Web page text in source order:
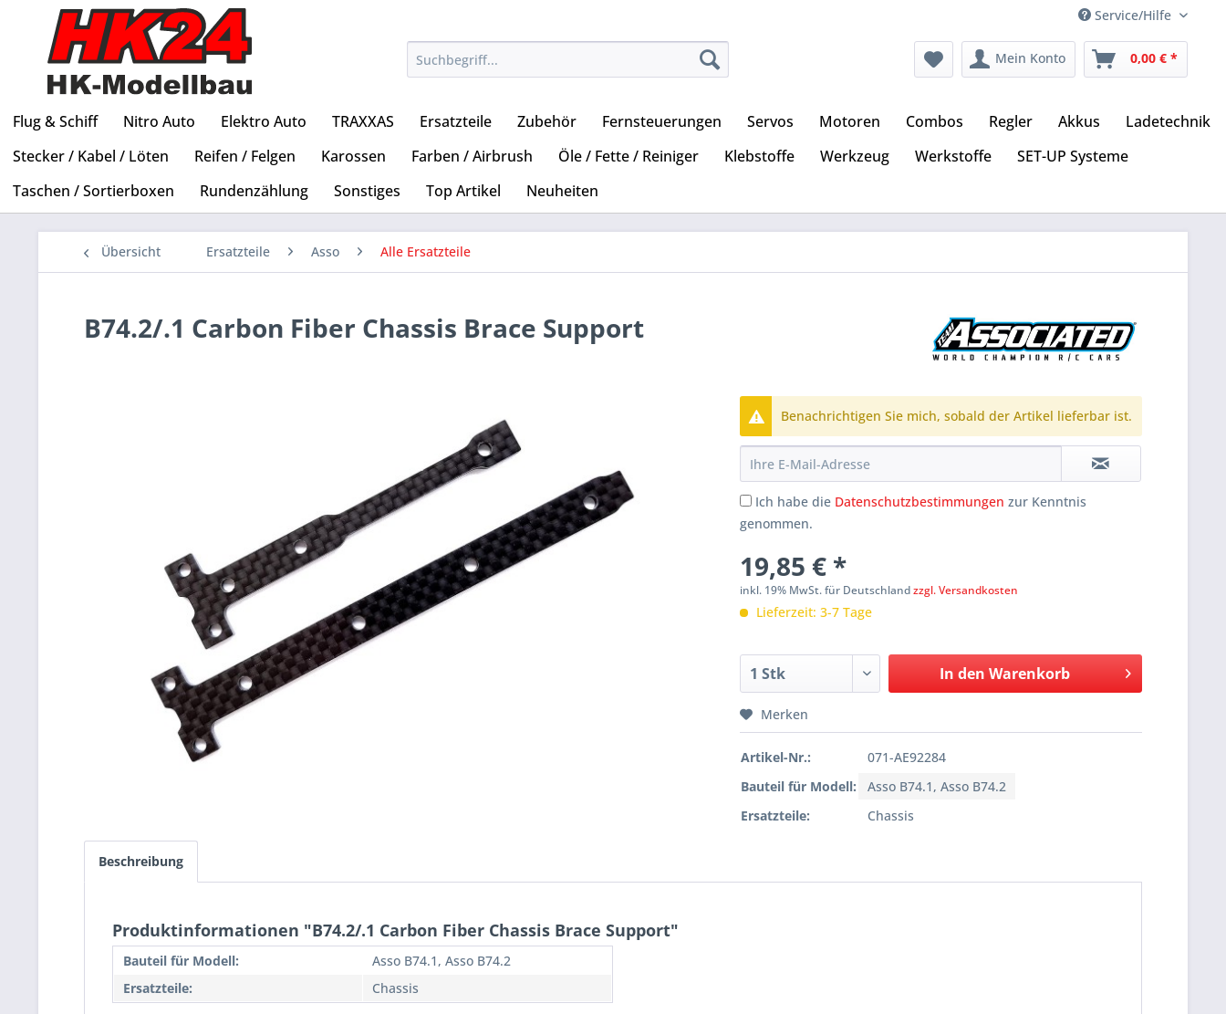
Service/Hilfe
Mein Konto 0,00 € *
Flug & Schiff Nitro Auto Elektro Auto TRAXXAS Ersatzteile Zubehör Fernsteuerungen Servos Motoren Combos Regler Akkus
Ladetechnik
Stecker / Kabel / Löten
Reifen / Felgen Karossen Farben / Airbrush Öle / Fette / Reiniger Klebstoffe Werkzeug Werkstoffe
SET-UP Systeme
Taschen / Sortierboxen
Rundenzählung Sonstiges Top Artikel Neuheiten
Übersicht Ersatzteile Asso Alle Ersatzteile
B74.2/.1 Carbon Fiber Chassis Brace Support
Benachrichtigen Sie mich, sobald der Artikel lieferbar ist.
Ich habe die Datenschutzbestimmungen zur Kenntnis
genommen.
19,85 € *
inkl. 19% MwSt. für Deutschlandzzgl. Versandkosten
Lieferzeit: 3-7 Tage
In den Warenkorb
Merken
Artikel-Nr.:
071-AE92284
Bauteil für Modell:
Asso B74.1, Asso B74.2
Ersatzteile:
Chassis
Beschreibung
Produktinformationen "B74.2/.1 Carbon Fiber Chassis Brace Support"
Bauteil für Modell:
Asso B74.1, Asso B74.2
Ersatzteile:
Chassis